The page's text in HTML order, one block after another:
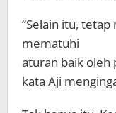
“Selain itu,
mematuhi
aturan baik oleh
kata Aji